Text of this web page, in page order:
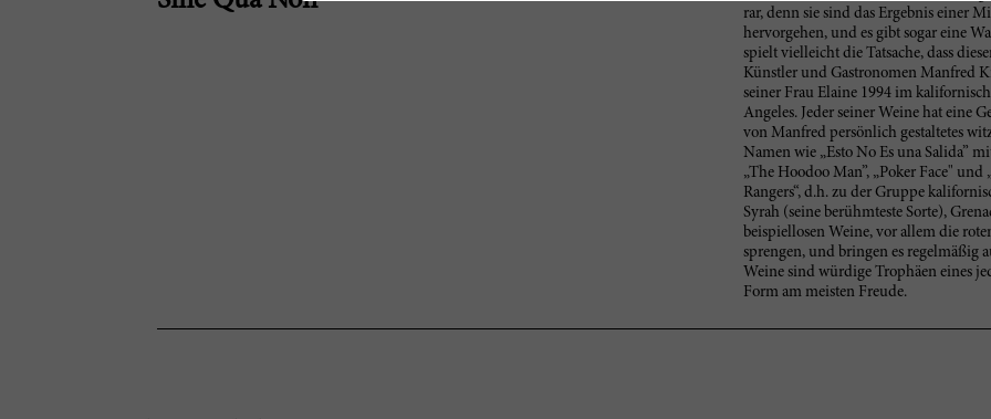
rar, denn sie sind das Ergebnis einer
hervorgehen, und es gibt sogar eine
spielt vielleicht die Tatsache, dass
Künstler und Gastronomen Manfred
seiner Frau Elaine 1994 im
Angeles. Jeder seiner Weine hat eine
von Manfred persönlich gestaltetes
Namen wie „Esto No Es una Salida”
„The Hoodoo Man”, „Poker Face"
Rangers“, d.h. zu der Gruppe
Syrah (seine berühmteste Sorte),
beispiellosen Weine, vor allem die
sprengen, und bringen es regelmäßig
Weine sind würdige Trophäen eines
Form am meisten Freude.